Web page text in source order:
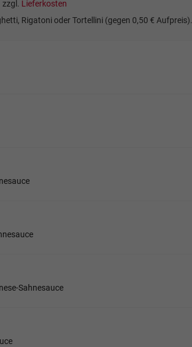
zzgl. Lieferkosten
Rigatoni oder Tortellini (gegen 0,50 € Aufpreis).
Sahnesauce